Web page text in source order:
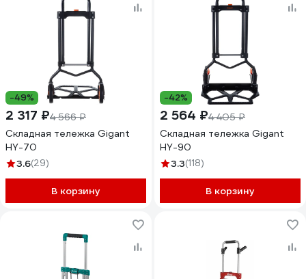
-49%
2 317 ₽4 566 ₽
Складная тележка Gigant
HY-70
3.6(29)
В корзину
-42%
2 564 ₽4 405 ₽
Складная тележка Gigant
HY-90
3.3(118)
В корзину